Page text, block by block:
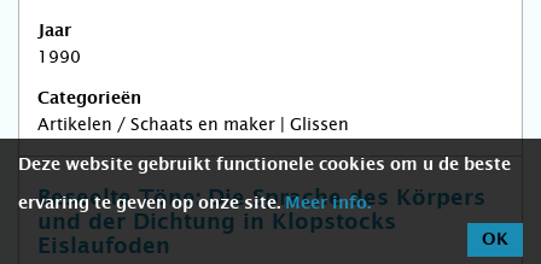
Jaar
1990
Categorieën
Artikelen / Schaats en maker | Glissen
Beseelte Töne: Die Sprache des Körpers
und der Dichtung in Klopstocks
Eislaufoden
Deze website gebruikt functionele cookies om u de beste
ervaring te geven op onze site. Meer info.
OK